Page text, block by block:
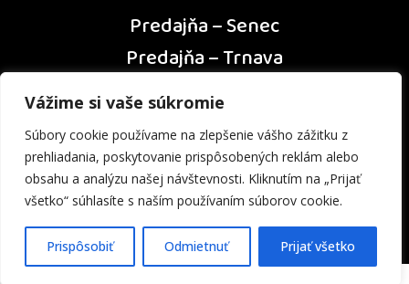
Vážime si vaše súkromie
Súbory cookie používame na zlepšenie vášho zážitku z
prehliadania, poskytovanie prispôsobených reklám alebo
obsahu a analýzu našej návštevnosti. Kliknutím na „Prijať
všetko“ súhlasíte s naším používaním súborov cookie.
Prispôsobiť Odmietnuť Prijať všetko
Predajňa – Senec
Predajňa – Trnava
Predajňa – Dunajská Streda
Predajňa – Nitra
Kontakt